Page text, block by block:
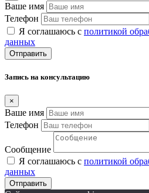
Ваше имя
Телефон
Я соглашаюсь с политикой
данных
Отправить
Запись на консультацию
×
Ваше имя
Телефон
Сообщение
Я соглашаюсь с политикой
данных
Отправить